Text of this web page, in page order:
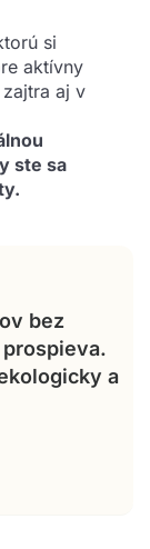
si
aktívny
aj v
ste sa
bez
a